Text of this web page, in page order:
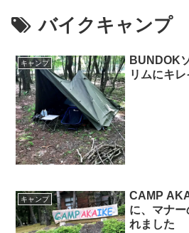
バイクキャンプ
キャンプ
BUNDOK
リムにキレ
キャンプ
CAMP
に、マナ
れました